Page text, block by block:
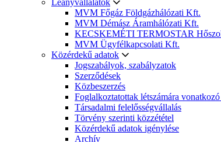
Leányvállalatok
MVM Főgáz Földgázhálózati Kft.
MVM Démász Áramhálózati Kft.
KECSKEMÉTI TERMOSTAR
MVM Ügyfélkapcsolati Kft.
Közérdekű adatok
Jogszabályok, szabályzatok
Szerződések
Közbeszerzés
Foglalkoztatottak létszámára
Társadalmi felelősségvállalás
Törvény szerinti közzététel
Közérdekű adatok igénylése
Archív